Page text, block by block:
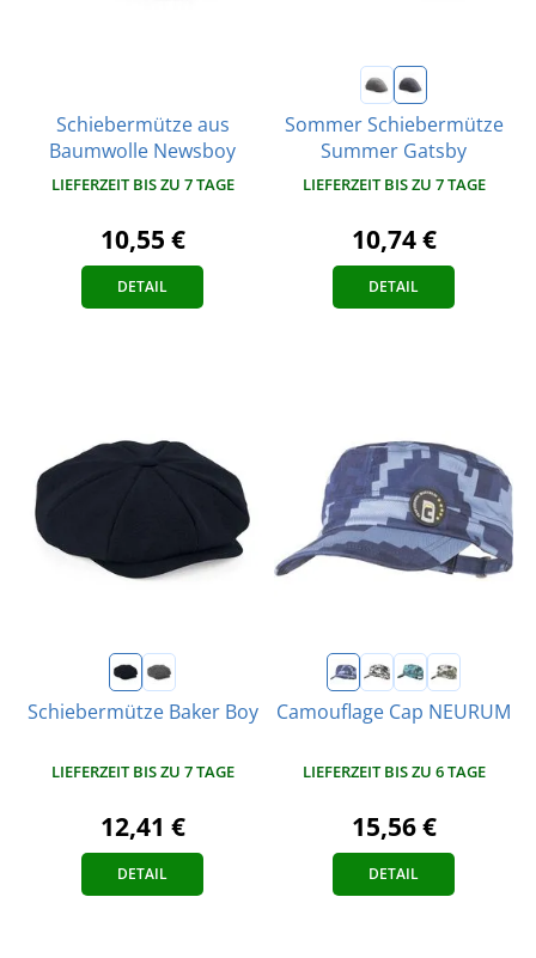
Schiebermütze aus
Baumwolle Newsboy
LIEFERZEIT BIS ZU 7 TAGE
10,55 €
DETAIL
Sommer Schiebermütze
Summer Gatsby
LIEFERZEIT BIS ZU 7 TAGE
10,74 €
DETAIL
Schiebermütze Baker Boy
LIEFERZEIT BIS ZU 7 TAGE
12,41 €
DETAIL
Camouflage Cap NEURUM
LIEFERZEIT BIS ZU 6 TAGE
15,56 €
DETAIL